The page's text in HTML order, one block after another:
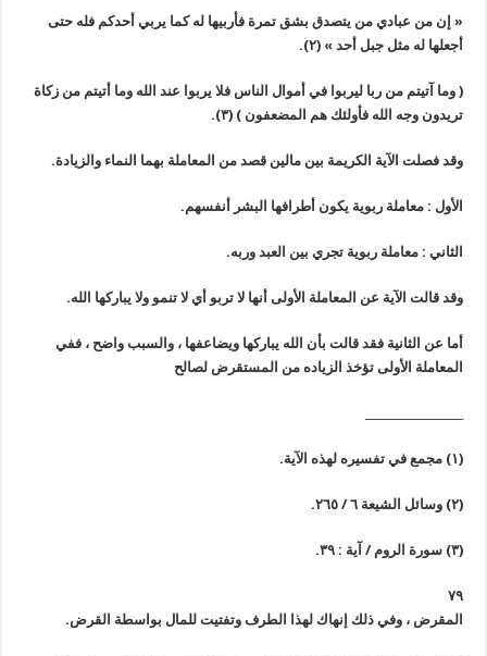
« إن من عبادي من يتصدق بشق تمرة فأربيها له كما يربي أحدكم فله حتى
أجعلها له مثل جبل أحد »(٢) .
( وما آتيتم من ربا ليربوا في أموال الناس فلا يربوا عند الله وما أتيتم من زكاة
تريدون وجه الله فأولئك هم المضعفون ) (٣) .
وقد فصلت الآية الكريمة بين مالين قصد من المعاملة بهما النماء والزيادة.
الأول : معاملة ربوية يكون أطرافها البشر أنفسهم.
الثاني : معاملة ربوية تجري بين العبد وربه.
وقد قالت الآية عن المعاملة الأولى أنها لا تربو أي لا تنمو ولا يباركها الله.
أما عن الثانية فقد قالت بأن الله يباركها ويضاعفها ، والسبب واضح ، ففي
المعاملة الأولى تؤخذ الزياده من المستقرض لصالح
(١) مجمع في تفسيره لهذه الآية.
(٢) وسائل الشيعة ٦ / ٢٦٥.
(٣) سورة الروم / آية : ٣٩.
٧٩
المقرض ، وفي ذلك إنهاك لهذا الطرف وتفتيت للمال بواسطة القرض.